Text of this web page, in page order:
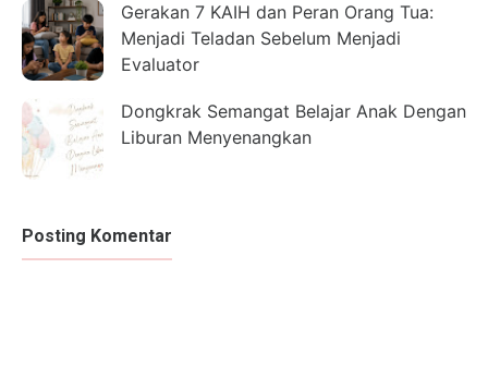
Gerakan 7 KAIH dan Peran Orang Tua:
Menjadi Teladan Sebelum Menjadi
Evaluator
Dongkrak Semangat Belajar Anak Dengan
Liburan Menyenangkan
Posting Komentar